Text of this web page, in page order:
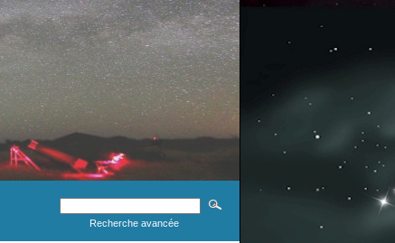
Recherche avancée